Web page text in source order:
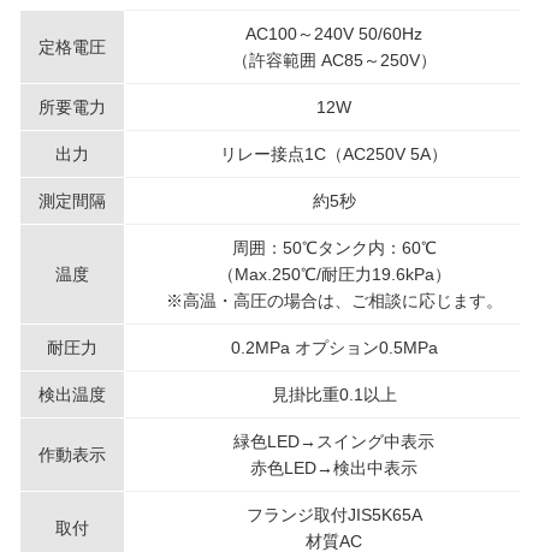
定格電圧
AC100～240V 50/60Hz
（許容範囲 AC85～250V）
所要電力 12W
出力 リレー接点1C（AC250V 5A）
測定間隔 約5秒
温度
周囲：50℃タンク内：60℃
（Max.250℃/耐圧力19.6kPa）
※高温・高圧の場合は、ご相談に応じます。
耐圧力 0.2MPa オプション0.5MPa
検出温度 見掛比重0.1以上
作動表示
緑色LED→スイング中表示
赤色LED→検出中表示
取付
フランジ取付JIS5K65A
材質AC